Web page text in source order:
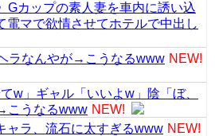
Gカップの素人妻を車内に誘い込
電マで欲情させてホテルで中出し
ラなんやが→こうなるwww NEW!
w」ギャル「いいよw」陰「ぼ、
こうなるwww NEW!
ャラ、流石に太すぎるwww NEW!